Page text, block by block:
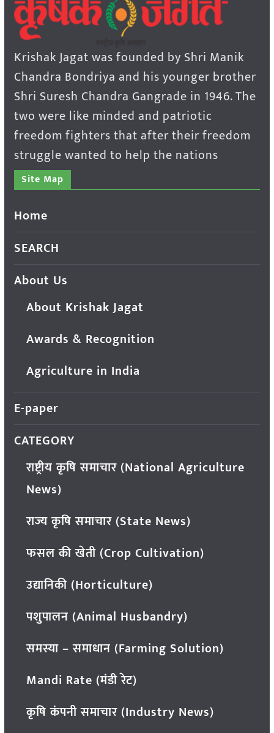
Krishak Jagat was founded by Shri Manik
Chandra Bondriya and his younger brother
Shri Suresh Chandra Gangrade in 1946. The
two were like minded and patriotic
freedom fighters that after their freedom
struggle wanted to help the nations
Site Map
Home
SEARCH
About Us
About Krishak Jagat
Awards & Recognition
Agriculture in India
E-paper
CATEGORY
राष्ट्रीय कृषि समाचार (National Agriculture
News)
राज्य कृषि समाचार (State News)
फसल की खेती (Crop Cultivation)
उद्यानिकी (Horticulture)
पशुपालन (Animal Husbandry)
समस्या – समाधान (Farming Solution)
Mandi Rate (मंडी रेट)
कृषि कंपनी समाचार (Industry News)